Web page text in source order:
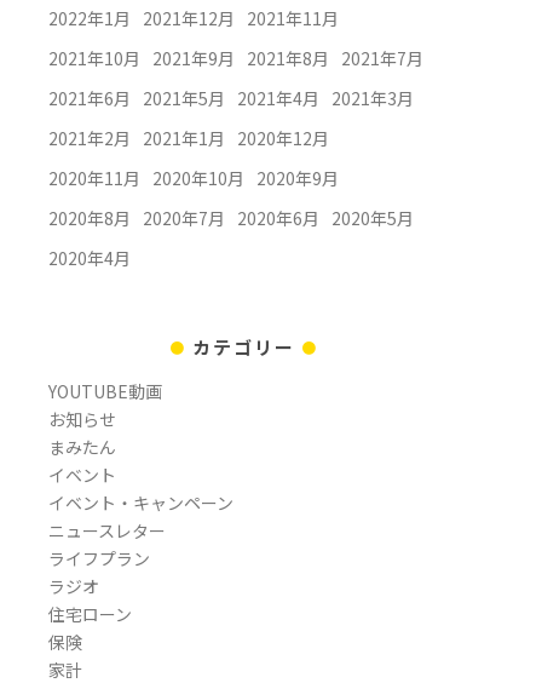
2022年1月 2021年12月
2021年11月
2021年10月
2021年9月 2021年8月
2021年7月
2021年6月
2021年5月 2021年4月
2021年3月
2021年2月
2021年1月
2020年12月
2020年11月
2020年10月
2020年9月
2020年8月
2020年7月 2020年6月
2020年5月
2020年4月
カテゴリー
YOUTUBE動画
お知らせ
まみたん
イベント
イベント・キャンペーン
ニュースレター
ライフプラン
ラジオ
住宅ローン
保険
家計